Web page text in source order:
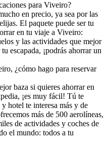
para Viveiro?
en precio, ya sea por las
El paquete puede ser tu
en tu viaje a Viveiro:
y las actividades que mejor
escapada, ¡podrás ahorrar un
¿cómo hago para reservar
baza si quieres ahorrar en
¡es muy fácil! Tú te
hotel te interesa más y de
más de 500 aerolíneas,
de actividades y coches de
el mundo: todos a tu